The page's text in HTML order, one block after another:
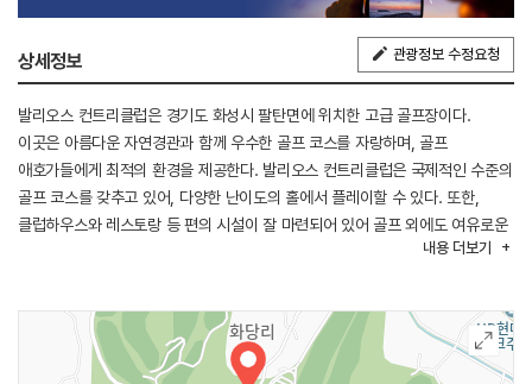
상세정보 관광정보 수정요청
발리오스 컨트리클럽은 경기도 화성시 팔탄면에 위치한 고급 골프장이다.
이곳은 아름다운 자연경관과 함께 우수한 골프 코스를 자랑하며, 골프
애호가들에게 최적의 환경을 제공한다. 발리오스 컨트리클럽은 국제적인 수준의
골프 코스를 갖추고 있어, 다양한 난이도의 홀에서 플레이할 수 있다. 또한,
클럽하우스와 레스토랑 등 편의 시설이 잘 마련되어 있어 골프 외에도 여유로운
시간을 보낼 수 있다. 클럽은 회원제와 비회원제로 운영되며, 방문객들에게 품격
시설을 제공하며, 비즈니스 미팅이나 각종 행사도 진행할 수 있는 공간을 갖추고
있다. 이곳은 골프를 즐기며 자연 속에서 힐링하고, 동시에 특별한 경험을 할 수
있는 장소로 많은 사람들에게 사랑받고 있다.
내용 더보기